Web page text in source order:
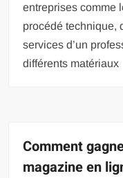
entreprises comme
procédé technique,
services d’un
différents matériaux
Comment
magazine en